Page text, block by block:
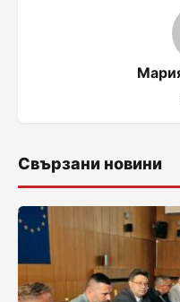
Свързани новини